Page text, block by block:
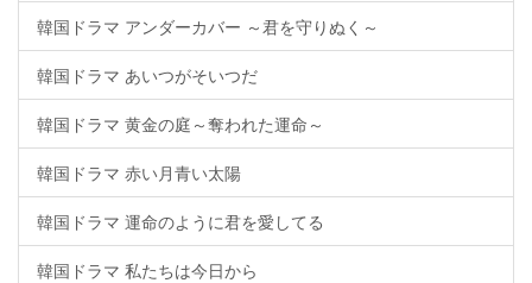
韓国ドラマ アンダーカバー ～君を守りぬく～
韓国ドラマ あいつがそいつだ
韓国ドラマ 黄金の庭～奪われた運命～
韓国ドラマ 赤い月青い太陽
韓国ドラマ 運命のように君を愛してる
韓国ドラマ 私たちは今日から